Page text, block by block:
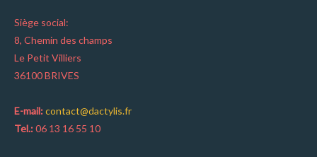
Siège social:
8, Chemin des champs
Le Petit Villiers
36100 BRIVES
E-mail:contact@dactylis.fr
Tel.:06 13 16 55 10